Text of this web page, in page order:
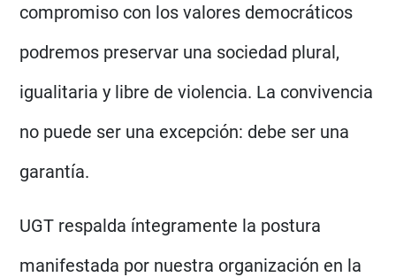
compromiso con los valores democráticos
podremos preservar una sociedad plural,
igualitaria y libre de violencia. La convivencia
no puede ser una excepción: debe ser una
garantía.
UGT respalda íntegramente la postura
manifestada por nuestra organización en la